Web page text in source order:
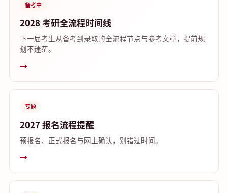
备考中
2028 考研全流程时间线
下一届考生从备考到录取的全流程节点与参考文章，提前规
划不迷茫。
→
专题
2027 报名流程提醒
预报名、正式报名与网上确认，别错过时间。
→